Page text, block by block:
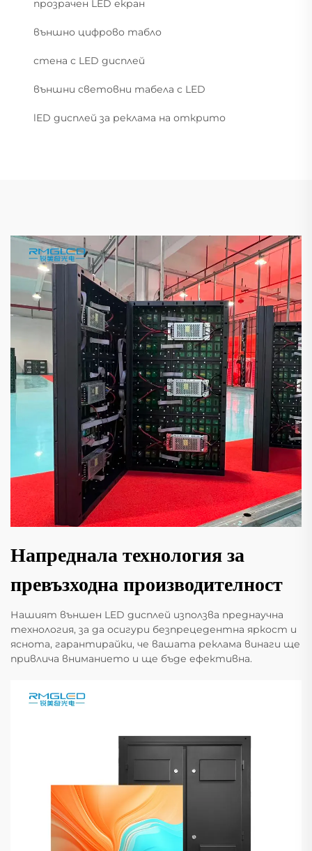
прозрачен LED екран
външно цифрово табло
стена с LED дисплей
външни световни табела с LED
lED дисплей за реклама на открито
Напреднала технология за
превъзходна производителност
Нашият външен LED дисплей използва преднаучна
технология, за да осигури безпрецедентна яркост и
яснота, гарантирайки, че вашата реклама винаги ще
привлича вниманието и ще бъде ефективна.